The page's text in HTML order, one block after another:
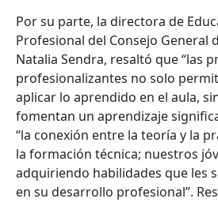
Por su parte, la directora de
Profesional del Consejo General
Natalia Sendra, resaltó que “las
profesionalizantes no solo
aplicar lo aprendido en el aula,
fomentan un aprendizaje
“la conexión entre la teoría y la
la formación técnica; nuestros
adquiriendo habilidades que les
en su desarrollo profesional”.